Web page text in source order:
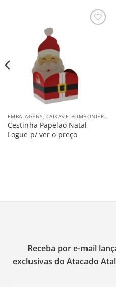
EMBALAGENS, CAIXAS E BOMBONIERES
Cestinha Papelao Natal
Logue p/ ver o preço
Receba por e-mail
exclusivas do Atacado